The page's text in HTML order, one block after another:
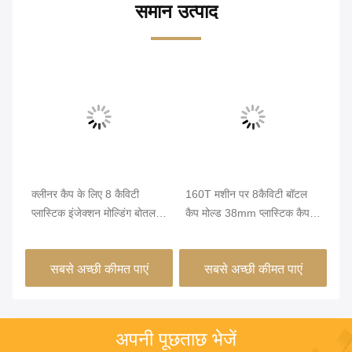
समान उत्पाद
क्लीनर कैप के लिए 8 कैविटी
प्लास्टिक इंजेक्शन मोल्डिंग बोतल
सबसे अच्छी कीमत पाएं
160T मशीन पर 8कैविटी बॉटल
कैप मोल्ड 38mm प्लास्टिक कैप
सबसे अच्छी कीमत पाएं
अपनी पूछताछ भेजें